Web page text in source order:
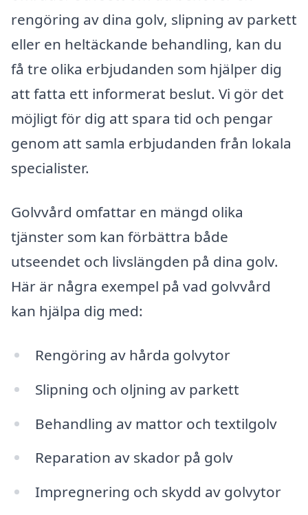
rengöring av dina golv, slipning av parkett
eller en heltäckande behandling, kan du
få tre olika erbjudanden som hjälper dig
att fatta ett informerat beslut. Vi gör det
möjligt för dig att spara tid och pengar
genom att samla erbjudanden från lokala
specialister.
Golvvård omfattar en mängd olika
tjänster som kan förbättra både
utseendet och livslängden på dina golv.
Här är några exempel på vad golvvård
kan hjälpa dig med:
Rengöring av hårda golvytor
Slipning och oljning av parkett
Behandling av mattor och textilgolv
Reparation av skador på golv
Impregnering och skydd av golvytor